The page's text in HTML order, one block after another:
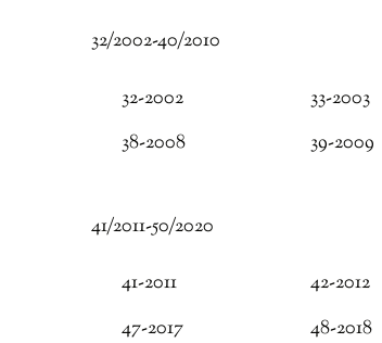
32/2002-40/2010
32-2002 33-2003
38-2008
39-2009
41/2011-50/2020
41-2011 42-2012
47-2017
48-2018